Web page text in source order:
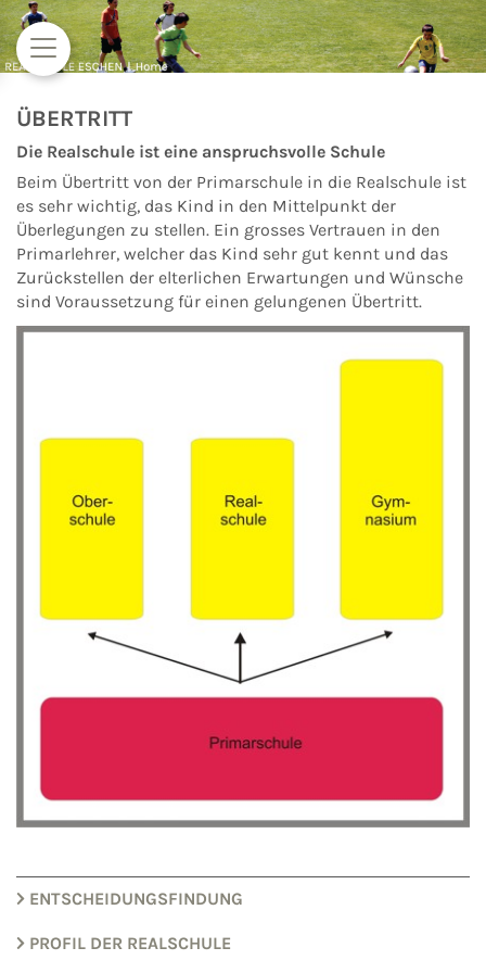
Zum Inhalt springen
ÜBERTRITT
Die Realschule ist eine anspruchsvolle Schule
Beim Übertritt von der Primarschule in die Realschule ist
es sehr wichtig, das Kind in den Mittelpunkt der
Überlegungen zu stellen. Ein grosses Vertrauen in den
Primarlehrer, welcher das Kind sehr gut kennt und das
Zurückstellen der elterlichen Erwartungen und Wünsche
sind Voraussetzung für einen gelungenen Übertritt.
ENTSCHEIDUNGSFINDUNG
PROFIL DER REALSCHULE